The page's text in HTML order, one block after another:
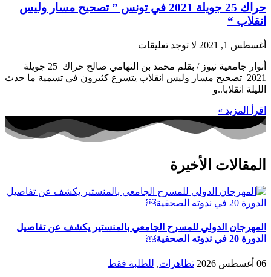
حراك 25 جويلة 2021 في تونس ” تصحيح مسار وليس
انقلاب “
أغسطس 1, 2021 لا توجد تعليقات
أنوار جامعية نيوز / بقلم محمد بن التهامي صالح حراك 25 جويلة
2021 تصحيح مسار وليس انقلاب يتسرع كثيرون في تسمية ما حدث
الليلة انقلابا..و
اقرأ المزيد »
المقالات الأخيرة
المهرجان الدولي للمسرح الجامعي بالمنستير يكشف عن تفاصيل
الدورة 20 في ندوته الصحفية￼
06 أغسطس 2026 تظاهرات, للطلبة فقط